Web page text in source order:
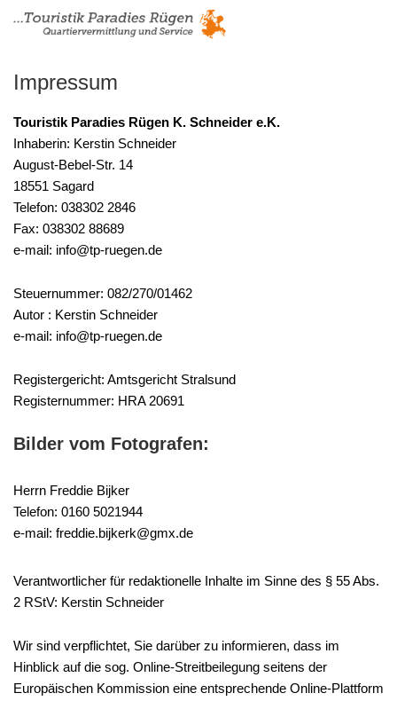
Impressum
Touristik Paradies Rügen K. Schneider e.K.
Inhaberin: Kerstin Schneider
August-Bebel-Str. 14
18551 Sagard
Telefon: 038302 2846
Fax: 038302 88689
e-mail: info@tp-ruegen.de
Steuernummer: 082/270/01462
Autor : Kerstin Schneider
e-mail: info@tp-ruegen.de
Registergericht: Amtsgericht Stralsund
Registernummer: HRA 20691
Bilder vom Fotografen:
Herrn Freddie Bijker
Telefon: 0160 5021944
e-mail: freddie.bijkerk@gmx.de
Verantwortlicher für redaktionelle Inhalte im Sinne des § 55 Abs.
2 RStV: Kerstin Schneider
Wir sind verpflichtet, Sie darüber zu informieren, dass im
Hinblick auf die sog. Online-Streitbeilegung seitens der
Europäischen Kommission eine entsprechende Online-Plattform